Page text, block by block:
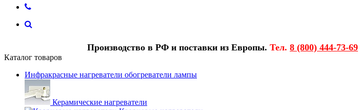
Производство в РФ и поставки из Европы. Тел. 8 (800) 444-73-69
Каталог товаров
Инфракрасные нагреватели обогреватели лампы
Керамические нагреватели